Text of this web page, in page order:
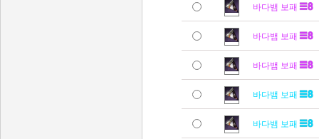
바다뱀 보패
바다뱀 보패
바다뱀 보패
바다뱀 보패
바다뱀 보패